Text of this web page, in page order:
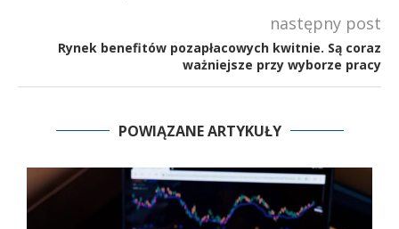
następny post
Rynek benefitów pozapłacowych kwitnie. Są coraz
ważniejsze przy wyborze pracy
POWIĄZANE ARTYKUŁY